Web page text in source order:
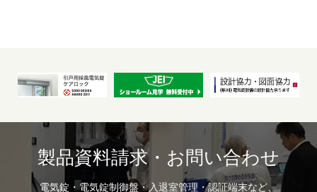
製品資料請求・お問い合わせ
電気錠・電気錠制御盤・入退室管理・認証端末など、